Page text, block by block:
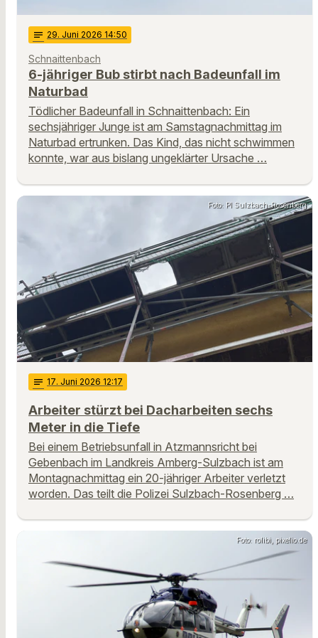
notes 29. Juni 2026 14:50
Schnaittenbach
6-jähriger Bub stirbt nach Badeunfall im
Naturbad
Tödlicher Badeunfall in Schnaittenbach: Ein
sechsjähriger Junge ist am Samstagnachmittag im
Naturbad ertrunken. Das Kind, das nicht schwimmen
konnte, war aus bislang ungeklärter Ursache …
Foto: PI Sulzbach-Rosenberg
notes 17. Juni 2026 12:17
Arbeiter stürzt bei Dacharbeiten sechs
Meter in die Tiefe
Bei einem Betriebsunfall in Atzmannsricht bei
Gebenbach im Landkreis Amberg-Sulzbach ist am
Montagnachmittag ein 20-jähriger Arbeiter verletzt
worden. Das teilt die Polizei Sulzbach-Rosenberg …
Foto: rolibi, pixelio.de